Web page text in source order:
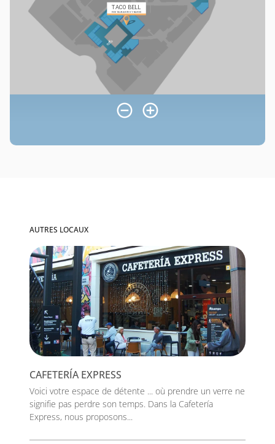
AUTRES LOCAUX
CAFETERÍA EXPRESS
Voici votre espace de détente ... où prendre un verre ne
signifie pas perdre son temps. Dans la Cafetería
Express, nous proposons...